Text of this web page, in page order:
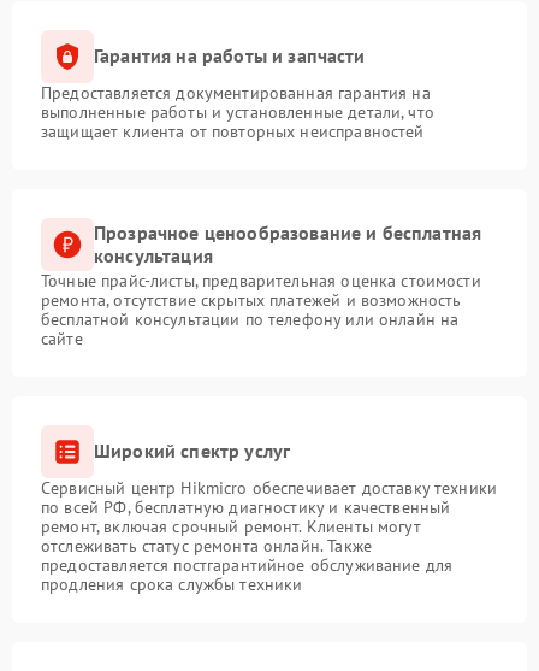
Гарантия на работы и запчасти
Предоставляется документированная гарантия на
выполненные работы и установленные детали, что
защищает клиента от повторных неисправностей
Прозрачное ценообразование и бесплатная
консультация
Точные прайс-листы, предварительная оценка стоимости
ремонта, отсутствие скрытых платежей и возможность
бесплатной консультации по телефону или онлайн на
сайте
Широкий спектр услуг
Сервисный центр Hikmicro обеспечивает доставку техники
по всей РФ, бесплатную диагностику и качественный
ремонт, включая срочный ремонт. Клиенты могут
отслеживать статус ремонта онлайн. Также
предоставляется постгарантийное обслуживание для
продления срока службы техники